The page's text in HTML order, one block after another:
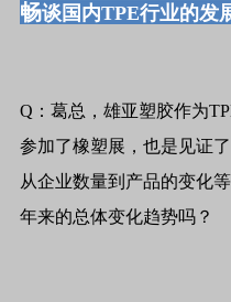
畅谈国内TPE行业的发
Q：葛总，雄亚塑胶作为
参加了橡塑展，也是见证
从企业数量到产品的变化
年来的总体变化趋势吗？